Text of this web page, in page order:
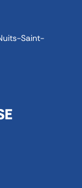
Saint-